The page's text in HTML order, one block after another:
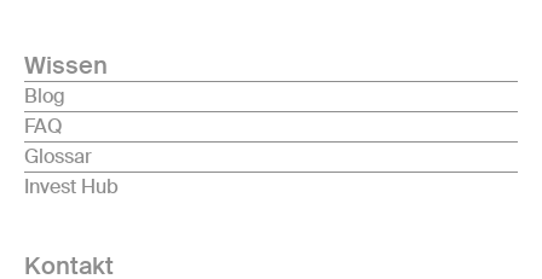
Wissen
Blog
FAQ
Glossar
Invest Hub
Kontakt